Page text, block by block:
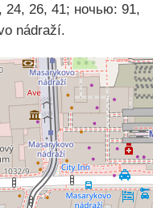
26, 41; ночью: 91,
nádraží.